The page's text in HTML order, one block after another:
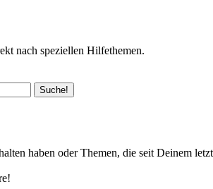
nach speziellen Hilfethemen.
haben oder Themen, die seit Deinem